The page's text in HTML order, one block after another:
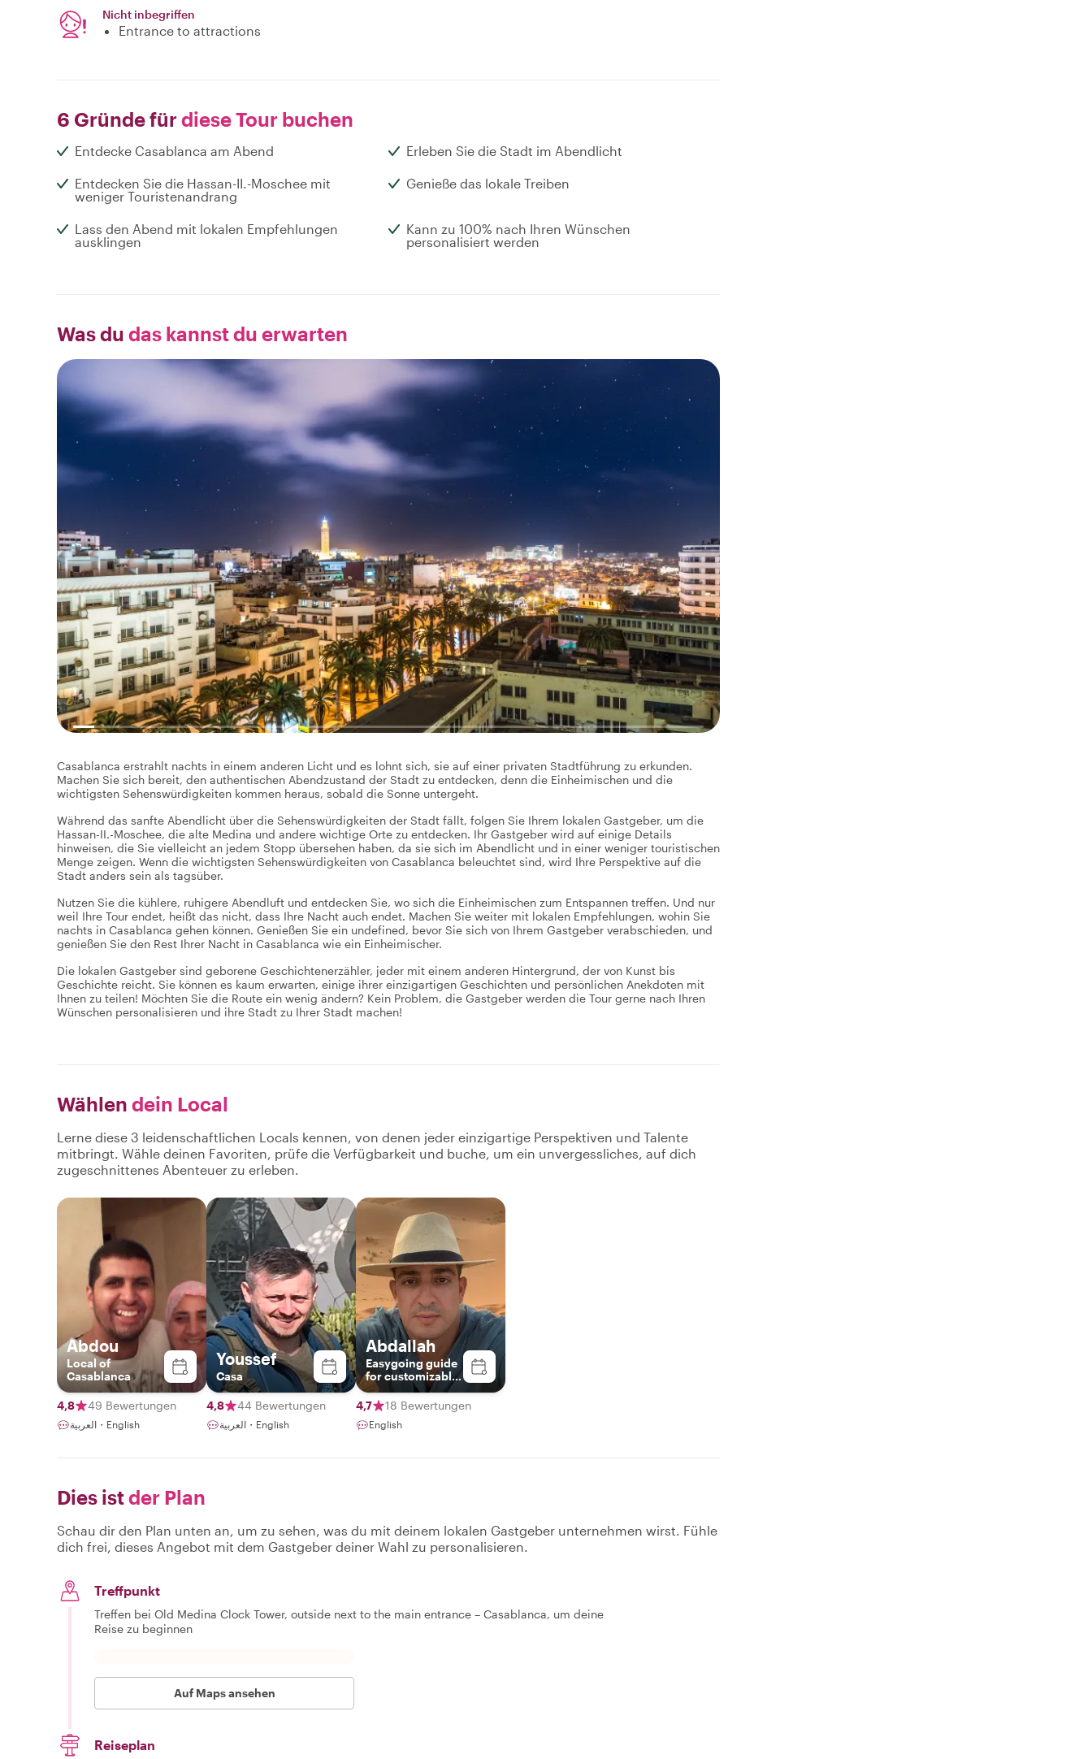
Nicht inbegriffen
Entrance to attractions
6 Gründe für diese Tour buchen
Entdecke Casablanca am Abend Erleben Sie die Stadt im Abendlicht
Entdecken Sie die Hassan-II.-Moschee mit
weniger Touristenandrang
Genieße das lokale Treiben
Lass den Abend mit lokalen Empfehlungen
ausklingen
Kann zu 100% nach Ihren Wünschen
personalisiert werden
Was du das kannst du erwarten
Casablanca erstrahlt nachts in einem anderen Licht und es lohnt sich, sie auf einer privaten Stadtführung zu erkunden.
Machen Sie sich bereit, den authentischen Abendzustand der Stadt zu entdecken, denn die Einheimischen und die
wichtigsten Sehenswürdigkeiten kommen heraus, sobald die Sonne untergeht.
Während das sanfte Abendlicht über die Sehenswürdigkeiten der Stadt fällt, folgen Sie Ihrem lokalen Gastgeber, um die
Hassan-II.-Moschee, die alte Medina und andere wichtige Orte zu entdecken. Ihr Gastgeber wird auf einige Details
hinweisen, die Sie vielleicht an jedem Stopp übersehen haben, da sie sich im Abendlicht und in einer weniger touristischen
Menge zeigen. Wenn die wichtigsten Sehenswürdigkeiten von Casablanca beleuchtet sind, wird Ihre Perspektive auf die
Stadt anders sein als tagsüber.
Nutzen Sie die kühlere, ruhigere Abendluft und entdecken Sie, wo sich die Einheimischen zum Entspannen treffen. Und nur
weil Ihre Tour endet, heißt das nicht, dass Ihre Nacht auch endet. Machen Sie weiter mit lokalen Empfehlungen, wohin Sie
nachts in Casablanca gehen können. Genießen Sie ein undefined, bevor Sie sich von Ihrem Gastgeber verabschieden, und
genießen Sie den Rest Ihrer Nacht in Casablanca wie ein Einheimischer.
Die lokalen Gastgeber sind geborene Geschichtenerzähler, jeder mit einem anderen Hintergrund, der von Kunst bis
Geschichte reicht. Sie können es kaum erwarten, einige ihrer einzigartigen Geschichten und persönlichen Anekdoten mit
Ihnen zu teilen! Möchten Sie die Route ein wenig ändern? Kein Problem, die Gastgeber werden die Tour gerne nach Ihren
Wünschen personalisieren und ihre Stadt zu Ihrer Stadt machen!
Wählen dein Local
Lerne diese 3 leidenschaftlichen Locals kennen, von denen jeder einzigartige Perspektiven und Talente
mitbringt. Wähle deinen Favoriten, prüfe die Verfügbarkeit und buche, um ein unvergessliches, auf dich
zugeschnittenes Abenteuer zu erleben.
Abdou
Local of
Casablanca
4,8 49 Bewertungen
العربية・English
Youssef
Casa
4,8 44 Bewertungen
العربية・English
Abdallah
Easygoing guide
for customizable
tours
4,7
18 Bewertungen
English
Dies istder Plan
Schau dir den Plan unten an, um zu sehen, was du mit deinem lokalen Gastgeber unternehmen wirst. Fühle
dich frei, dieses Angebot mit dem Gastgeber deiner Wahl zu personalisieren.
Treffpunkt
Treffen bei Old Medina Clock Tower, outside next to the main entrance – Casablanca, um deine
Reise zu beginnen
Auf Maps ansehen
Reiseplan